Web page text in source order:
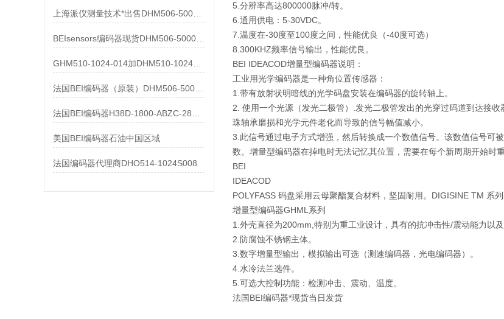
上海派仪测量技术*出售DHM506-5000-002
BEIsensors编码器现货DHM506-5000-002
GHM510-1024-014加DHM510-1024S003都有货
法国BEI编码器（原装）DHM506-5000-002清仓处理
美国BEI编码器石油中国区域
法国编码器代理商DHO514-1024S008
5.分辨率高达800000脉冲/转。
6.通用供电：5-30VDC。
7.温度在-30度至100度之间，性能优良（-40度可选）
8.300KHZ频率信号输出，性能优良。
BEI IDEACOD增量型编码器说明：
工业用光学编码器是一种角位置传感器：
1.带有放射状明暗线的光学码盘安装在编码器的旋转轴上。
2. 使用一个光源（发光二极管）.发光二极管发出的光穿过码道到达接
珠轴承磨损和光学元件老化而导致的信号幅值减小。
3.此信号通过电子方式增强，然后转换成一个数值信号。该数值信号可
数。增量型编码器在掉电时无法记忆其位置，需要在每个新周期开始时
BEI
IDEACOD
POLYFASS 码盘采用云母聚酯复合材料，坚固耐用。DIGISINE TM 系
增量型编码器GHML系列
1.外壳直径为200mm,特别为重工业设计，具有的抗冲击性/震动能力以及
2.防腐蚀不锈钢主体。
3.数字增量型输出，模拟输出可选（测速编码器，光电编码器）。
4.水冷法兰选件。
5.可选大控制功能：检测冲击、震动、温度。
法国BEI编码器*现货当日发货